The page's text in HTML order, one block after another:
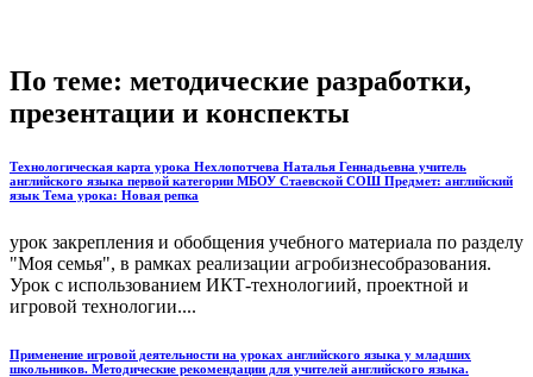
По теме: методические разработки,
презентации и конспекты
Технологическая карта урока Нехлопотчева Наталья Геннадьевна учитель
английского языка первой категории МБОУ Стаевской СОШ Предмет: английский
язык Тема урока: Новая репка
урок закрепления и обобщения учебного материала по разделу
"Моя семья", в рамках реализации агробизнесобразования.
Урок с использованием ИКТ-технологиий, проектной и
игровой технологии....
Применение игровой деятельности на уроках английского языка у младших
школьников. Методические рекомендации для учителей английского языка.